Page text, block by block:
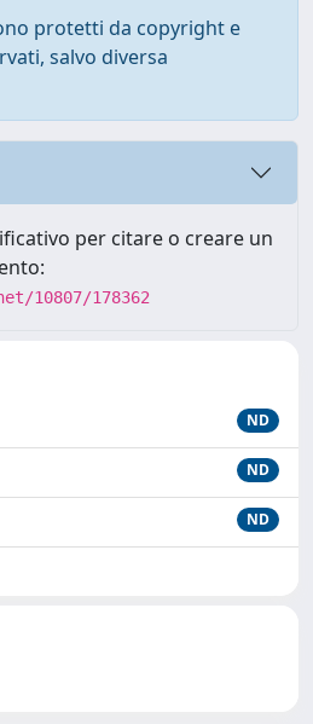
protetti da copyright e
salvo diversa
per citare o creare un
10807/178362
ND
ND
ND